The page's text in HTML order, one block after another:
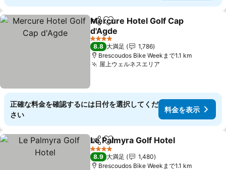
シェアお気に入りに追加
Mercure Hotel Golf Cap
d'Agde
4 ホテルのランク
8.8 大満足
1,786
Brescoudos Bike Weekまで1.1 km
屋上ウェルネスエリア
正確な料金を確認するには日付を選択してくだ
さい
料金を表示
シェアお気に入りに追加
Le Palmyra Golf Hotel
4 ホテルのランク
8.9 大満足
1,480
Brescoudos Bike Weekまで1.1 km